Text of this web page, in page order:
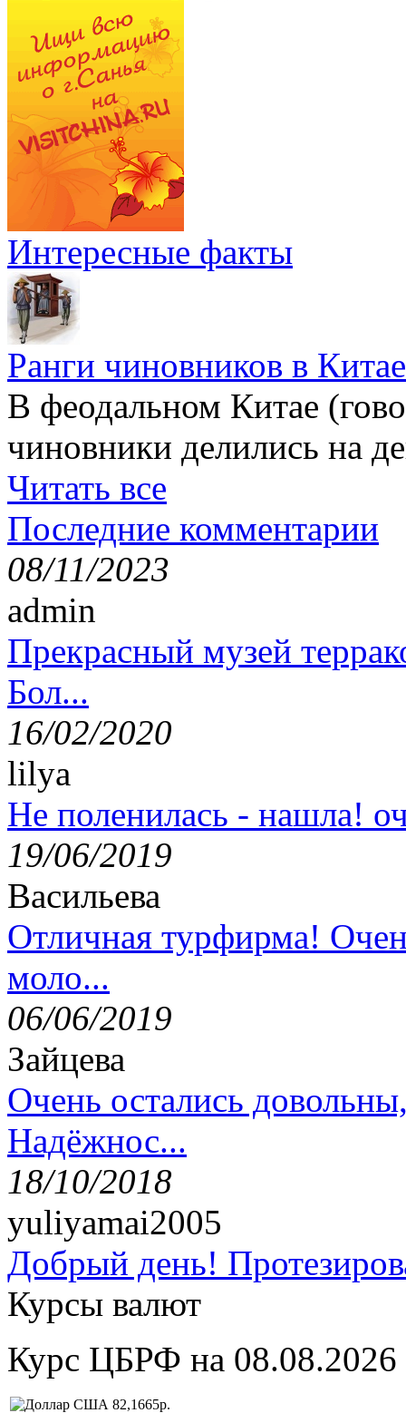
Интересные факты
Ранги чиновников в Китае
В феодальном Китае
чиновники делились на
Читать все
Последние комментарии
08/11/2023
admin
Прекрасный музей
Бол...
16/02/2020
lilya
Не поленилась - нашла!
19/06/2019
Васильева
Отличная турфирма!
моло...
06/06/2019
Зайцева
Очень остались
Надёжнос...
18/10/2018
yuliyamai2005
Добрый день!
Курсы валют
Курс ЦБРФ на 08.08.2026
82,1665р.